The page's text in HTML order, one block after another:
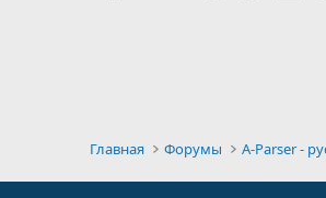
Главная Форумы A-Parser -